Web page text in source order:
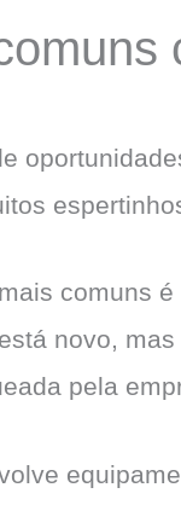
comuns
novo,
pela